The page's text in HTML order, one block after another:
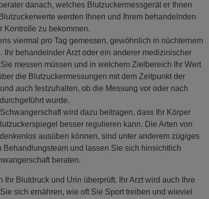
danach, welches Blutzuckermessgerät er Ihnen
werden Ihnen und Ihrem behandelnden
Kontrolle zu bekommen.
viermal pro Tag gemessen, gewöhnlich in nüchternem
behandelnder Arzt oder ein anderer medizinischer
messen müssen und in welchem Zielbereich Ihr Wert
die Blutzuckermessungen mit dem Zeitpunkt der
auch festzuhalten, ob die Messung vor oder nach
wurde.
wird dazu beitragen, dass Ihr Körper
besser regulieren kann. Die Arten von
ausüben können, sind unter anderem zügiges
und lassen Sie sich hinsichtlich
beraten.
Blutdruck und Urin überprüft. Ihr Arzt wird auch Ihre
sich ernähren, wie oft Sie Sport treiben und wieviel